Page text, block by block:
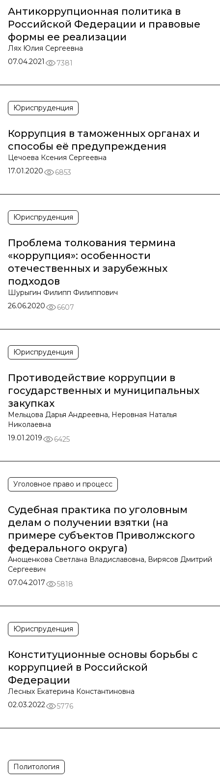
Антикоррупционная политика в
Российской Федерации и правовые
формы ее реализации
Лях Юлия Сергеевна
07.04.2021
7381
Юриспруденция
Коррупция в таможенных органах и
способы её предупреждения
Цечоева Ксения Сергеевна
17.01.2020
6853
Юриспруденция
Проблема толкования термина
«коррупция»: особенности
отечественных и зарубежных
подходов
Шурыгин Филипп Филиппович
26.06.2020
6607
Юриспруденция
Противодействие коррупции в
государственных и муниципальных
закупках
Мельцова Дарья Андреевна, Неровная Наталья
Николаевна
19.01.2019
6425
Уголовное право и процесс
Судебная практика по уголовным
делам о получении взятки (на
примере субъектов Приволжского
федерального округа)
Анощенкова Светлана Владиславовна, Вирясов Дмитрий
Сергеевич
07.04.2017
5818
Юриспруденция
Конституционные основы борьбы с
коррупцией в Российской
Федерации
Лесных Екатерина Константиновна
02.03.2022
5776
Политология